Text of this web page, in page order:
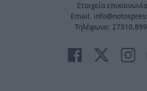
Στοιχεία
Email.
Τηλέφωνο: